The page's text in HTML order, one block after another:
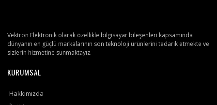
Vektron Elektronik olarak özellikle bilgisayar bileşenleri kapsamında
dünyanın en güçlü markalarının son teknoloji ürünlerini tedarik etmekte ve
sizlerin hizmetine sunmaktayız.
KURUMSAL
Hakkımızda